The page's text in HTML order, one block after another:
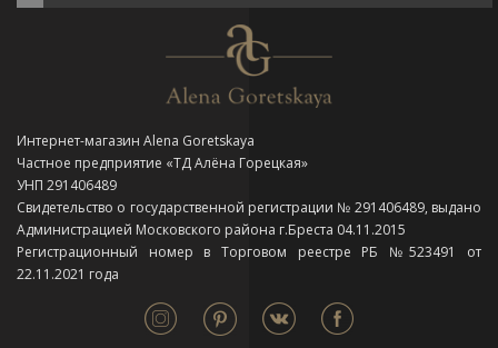
Интернет-магазин Alena Goretskaya
Частное предприятие «ТД Алёна Горецкая»
УНП 291406489
Свидетельство о государственной регистрации № 291406489, выдано
Администрацией Московского района г.Бреста 04.11.2015
Регистрационный номер в Торговом реестре РБ №523491 от
22.11.2021 года